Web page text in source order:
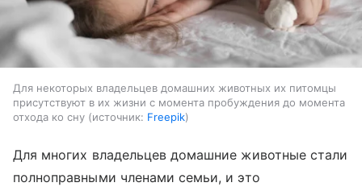
Для некоторых владельцев домашних животных их питомцы
присутствуют в их жизни с момента пробуждения до момента
отхода ко сну
источник: Freepik
Для многих владельцев домашние животные стали
полноправными членами семьи, и это